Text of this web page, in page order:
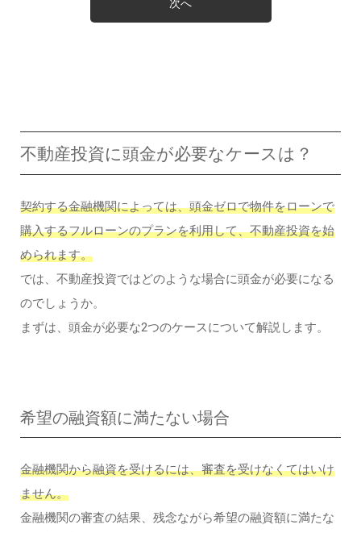
不動産投資に頭金が必要なケースは？
契約する金融機関によっては、頭金ゼロで物件をローンで
購入するフルローンのプランを利用して、不動産投資を始
められます。
では、不動産投資ではどのような場合に頭金が必要になる
のでしょうか。
まずは、頭金が必要な2つのケースについて解説します。
希望の融資額に満たない場合
金融機関から融資を受けるには、審査を受けなくてはいけ
ません。
金融機関の審査の結果、残念ながら希望の融資額に満たな